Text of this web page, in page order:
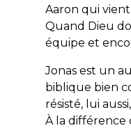
Aaron qui
Quand Dieu
équipe et
Jonas est un
biblique bien
résisté, lui
À la différence